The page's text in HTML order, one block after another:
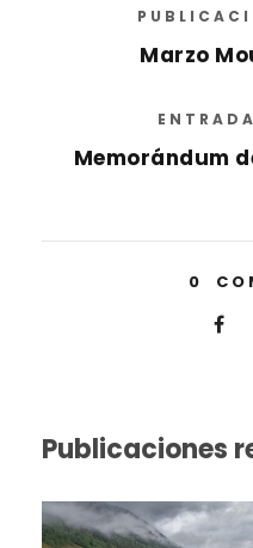
Marzo
Memorándum
0
Publicaciones